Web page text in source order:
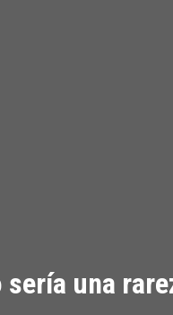
sería una